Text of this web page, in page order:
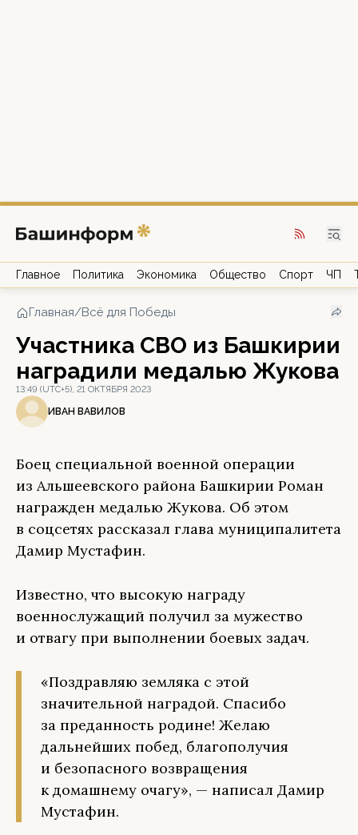
Главное Политика Экономика Общество Спорт ЧП
Главная/Всё для Победы
Участника СВО из Башкирии
наградили медалью Жукова
13:49 (UTC+5), 21 ОКТЯБРЯ 2023
ИВАН ВАВИЛОВ
Боец специальной военной операции
из Альшеевского района Башкирии Роман
награжден медалью Жукова. Об этом
в соцсетях рассказал глава муниципалитета
Дамир Мустафин.
Известно, что высокую награду
военнослужащий получил за мужество
и отвагу при выполнении боевых задач.
«Поздравляю земляка с этой
значительной наградой. Спасибо
за преданность родине! Желаю
дальнейших побед, благополучия
и безопасного возвращения
к домашнему очагу», — написал Дамир
Мустафин.